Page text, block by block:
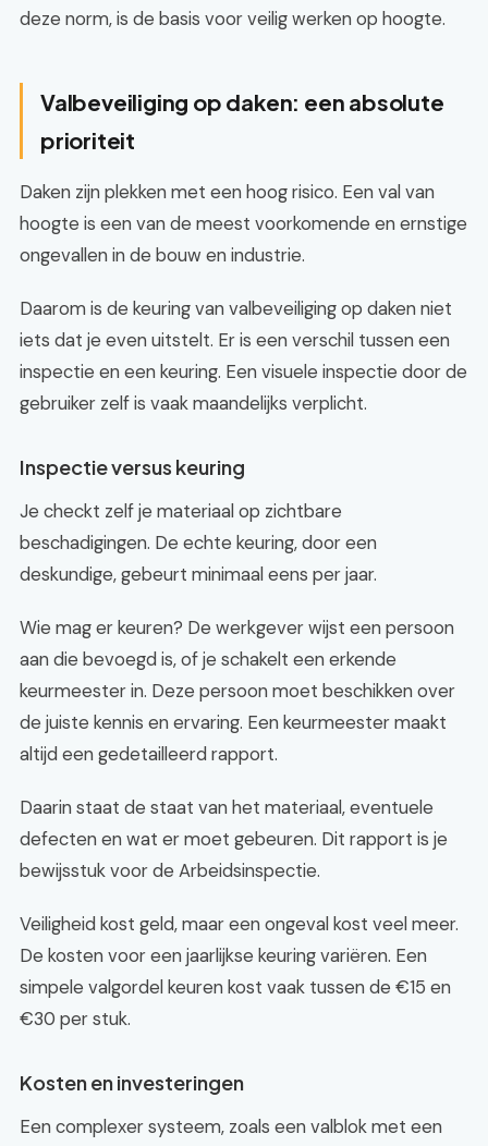
deze norm, is de basis voor veilig werken op hoogte.
Valbeveiliging op daken: een absolute
prioriteit
Daken zijn plekken met een hoog risico. Een val van
hoogte is een van de meest voorkomende en ernstige
ongevallen in de bouw en industrie.
Daarom is de keuring van valbeveiliging op daken niet
iets dat je even uitstelt. Er is een verschil tussen een
inspectie en een keuring. Een visuele inspectie door de
gebruiker zelf is vaak maandelijks verplicht.
Inspectie versus keuring
Je checkt zelf je materiaal op zichtbare
beschadigingen. De echte keuring, door een
deskundige, gebeurt minimaal eens per jaar.
Wie mag er keuren? De werkgever wijst een persoon
aan die bevoegd is, of je schakelt een erkende
keurmeester in. Deze persoon moet beschikken over
de juiste kennis en ervaring. Een keurmeester maakt
altijd een gedetailleerd rapport.
Daarin staat de staat van het materiaal, eventuele
defecten en wat er moet gebeuren. Dit rapport is je
bewijsstuk voor de Arbeidsinspectie.
Veiligheid kost geld, maar een ongeval kost veel meer.
De kosten voor een jaarlijkse keuring variëren. Een
simpele valgordel keuren kost vaak tussen de €15 en
€30 per stuk.
Kosten en investeringen
Een complexer systeem, zoals een valblok met een